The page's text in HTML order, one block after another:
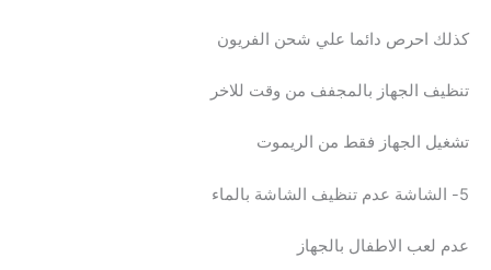
كذلك احرص دائما علي شحن الفريون
تنظيف الجهاز بالمجفف من وقت للاخر
تشغيل الجهاز فقط من الريموت
5- الشاشة عدم تنظيف الشاشة بالماء
عدم لعب الاطفال بالجهاز